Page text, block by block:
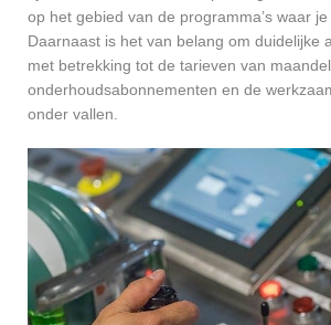
op het gebied van de programma’s waar je
Daarnaast is het van belang om duidelijke
met betrekking tot de tarieven van
onderhoudsabonnementen en de
onder vallen.